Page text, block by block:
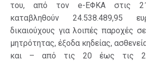
του, από τον e-ΕΦΚΑ στις 21
καταβληθούν 24.538.489,95
δικαιούχους για λοιπές παροχές
μητρότητας, έξοδα κηδείας,
και – από τις 20 έως τις 24